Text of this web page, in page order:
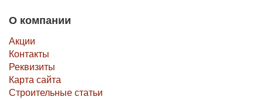
О компании
Акции
Контакты
Реквизиты
Карта сайта
Строительные статьи